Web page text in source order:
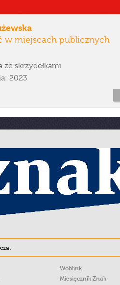
w miejscach publicznych
ze skrzydełkami
2023
Woblink
Miesięcznik Znak